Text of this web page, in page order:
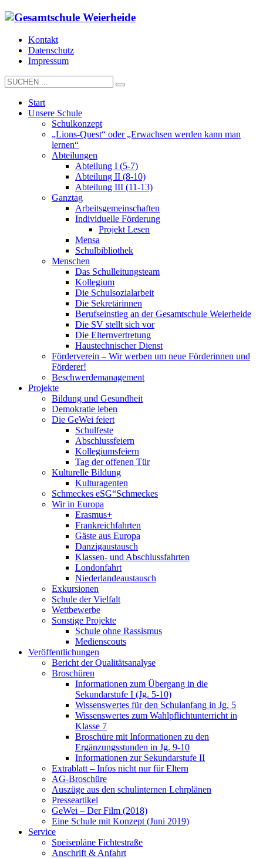
Kontakt
Datenschutz
Impressum
Start
Unsere Schule
Schulkonzept
„Lions-Quest“ oder „Erwachsen werden kann man
lernen“
Abteilungen
Abteilung I (5-7)
Abteilung II (8-10)
Abteilung III (11-13)
Ganztag
Arbeitsgemeinschaften
Individuelle Förderung
Projekt Lesen
Mensa
Schulbibliothek
Menschen
Das Schulleitungsteam
Kollegium
Die Schulsozialarbeit
Die Sekretärinnen
Berufseinstieg an der Gesamtschule Weierheide
Die SV stellt sich vor
Die Elternvertretung
Haustechnischer Dienst
Förderverein – Wir werben um neue Förderinnen und
Förderer!
Beschwerdemanagement
Projekte
Bildung und Gesundheit
Demokratie leben
Die GeWei feiert
Schulfeste
Abschlussfeiern
Kollegiumsfeiern
Tag der offenen Tür
Kulturelle Bildung
Kulturagenten
Schmeckes eSG“Schmeckes
Wir in Europa
Erasmus+
Frankreichfahrten
Gäste aus Europa
Danzigaustausch
Klassen- und Abschlussfahrten
Londonfahrt
Niederlandeaustausch
Exkursionen
Schule der Vielfalt
Wettbewerbe
Sonstige Projekte
Schule ohne Rassismus
Medienscouts
Veröffentlichungen
Bericht der Qualitätsanalyse
Broschüren
Informationen zum Übergang in die
Sekundarstufe I (Jg. 5-10)
Wissenswertes für den Schulanfang in Jg. 5
Wissenswertes zum Wahlpflichtunterricht in
Klasse 7
Broschüre mit Informationen zu den
Ergänzungsstunden in Jg. 9-10
Informationen zur Sekundarstufe II
Extrablatt – Infos nicht nur für Eltern
AG-Broschüre
Auszüge aus den schulinternen Lehrplänen
Presseartikel
GeWei – Der Film (2018)
Eine Schule mit Konzept (Juni 2019)
Service
Speisepläne Fichtestraße
Anschrift & Anfahrt